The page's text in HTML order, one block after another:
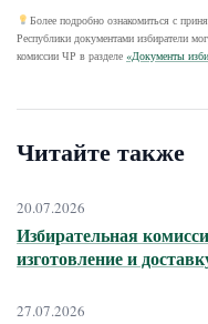
Более подробно ознакомиться с
Республики документами избиратели
комиссии ЧР в разделе «Документы
Читайте также
20.07.2026
Избирательная
изготовление и
27.07.2026